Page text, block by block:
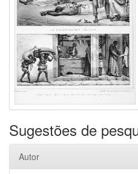
Sugestões de
Autor